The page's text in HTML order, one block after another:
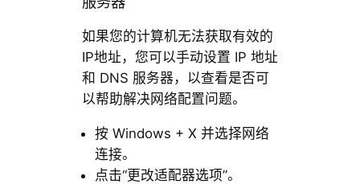
如果您的计算机无法获取有效的
IP地址，您可以手动设置 IP 地址
和 DNS 服务器，以查看是否可
以帮助解决网络配置问题。
按 Windows + X 并选择网络
连接。
点击“更改适配器选项”。